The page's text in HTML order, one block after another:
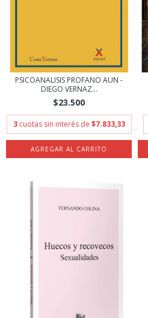
PSICOANALISIS PROFANO AUN -
DIEGO VERNAZ...
$23.500
3 cuotas sin interés de $7.833,33